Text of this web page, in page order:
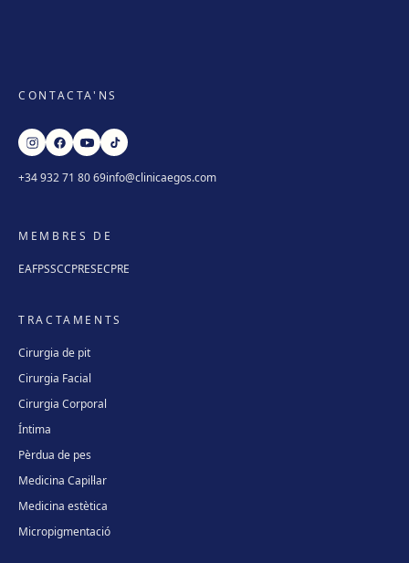
CONTACTA'NS
+34 932 71 80 69info@clinicaegos.com
MEMBRES DE
EAFPSSCCPRESECPRE
TRACTAMENTS
Cirurgia de pit
Cirurgia Facial
Cirurgia Corporal
Íntima
Pèrdua de pes
Medicina Capil·lar
Medicina estètica
Micropigmentació